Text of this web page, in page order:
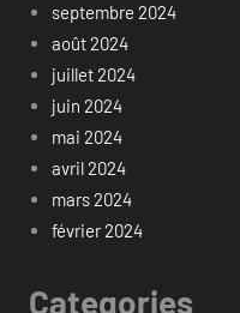
septembre 2024
août 2024
juillet 2024
juin 2024
mai 2024
avril 2024
mars 2024
février 2024
Categories